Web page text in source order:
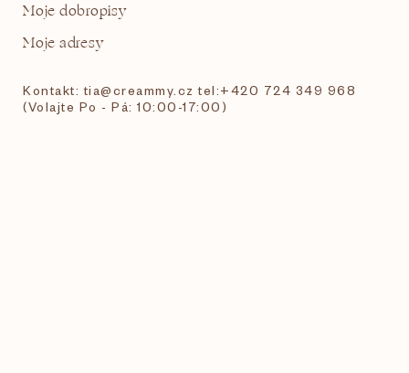
Moje dobropisy
Moje adresy
Kontakt: tia@creammy.cz tel:+420 724 349 968
(Volajte Po - Pá: 10:00-17:00)